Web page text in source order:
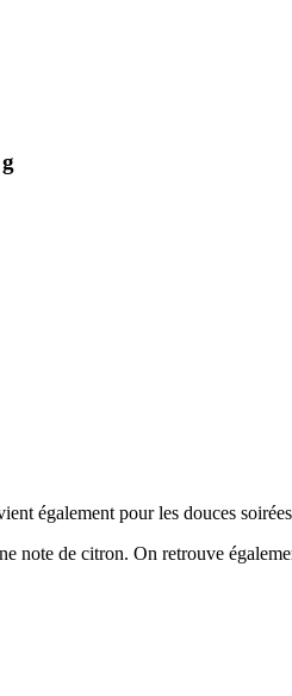
également pour les douces
de citron. On retrouve